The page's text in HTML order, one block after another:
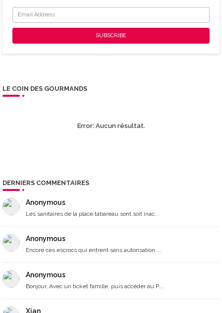
LE COIN DES GOURMANDS
Error:Aucun résultat.
DERNIERS COMMENTAIRES
Anonymous
Les sanitaires de la place tabareau sont soit inac...
Anonymous
Encore ces escrocs qui entrent sans autorisation ...
Anonymous
Bonjour, Avec un ticket famille, puis accéder au P...
Xian